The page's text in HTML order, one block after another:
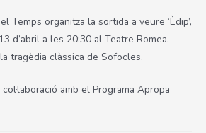
Temps organitza la sortida a veure ‘Èdip’,
d’abril a les 20:30 al Teatre Romea.
tragèdia clàssica de Sofocles.
amb el Programa Apropa